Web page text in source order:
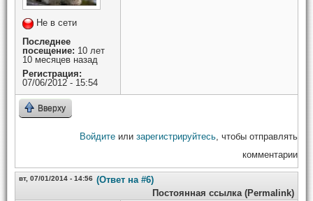
Не в сети
Последнее
посещение: 10 лет
10 месяцев назад
Регистрация:
07/06/2012 - 15:54
Вверху
Войдите или зарегистрируйтесь , чтобы отправлять
комментарии
вт, 07/01/2014 - 14:56 (Ответ на #6)
Постоянная ссылка (Permalink)